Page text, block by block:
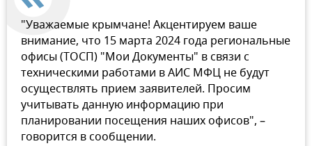
"Уважаемые крымчане! Акцентируем ваше
внимание, что 15 марта 2024 года региональные
офисы (ТОСП) "Мои Документы" в связи с
техническими работами в АИС МФЦ не будут
осуществлять прием заявителей. Просим
учитывать данную информацию при
планировании посещения наших офисов", –
говорится в сообщении.